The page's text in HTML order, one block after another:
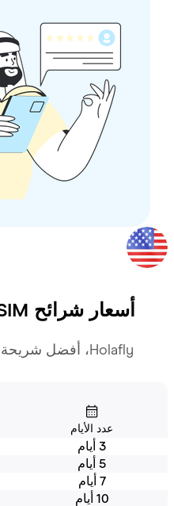
أسعار شرائح eSIM لـ
Holafly، أفضل شريحة eSIM لـ كولورادو
عدد الأيام